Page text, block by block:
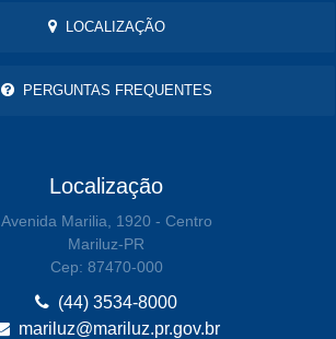
LOCALIZAÇÃO
PERGUNTAS FREQUENTES
Localização
Avenida Marilia, 1920 - Centro
Mariluz-PR
Cep: 87470-000
(44) 3534-8000
mariluz@mariluz.pr.gov.br